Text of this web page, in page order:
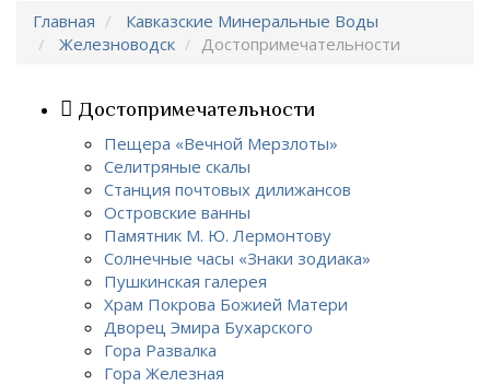
Главная
Кавказские Минеральные Воды
Железноводск
Достопримечательности
Достопримечательности
Пещера «Вечной Мерзлоты»
Селитряные скалы
Станция почтовых дилижансов
Островские ванны
Памятник М. Ю. Лермонтову
Солнечные часы «Знаки зодиака»
Пушкинская галерея
Храм Покрова Божией Матери
Дворец Эмира Бухарского
Гора Развалка
Гора Железная